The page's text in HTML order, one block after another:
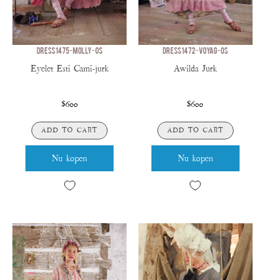
DRESS 1475-MOLLY-OS
Eyelet Esti Cami-jurk
$600
ADD TO CART
Nu kopen
DRESS 1472-VOYAG-OS
Awilda Jurk
$600
ADD TO CART
Nu kopen